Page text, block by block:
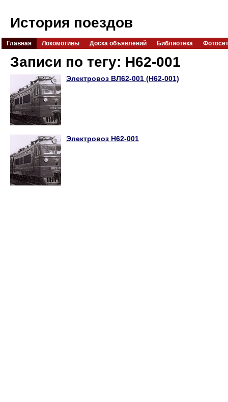
История поездов
Главная Локомотивы Доска объявлений Библиотека
Записи по тегу: Н62-001
Электровоз ВЛ62-001 (Н62-001)
Электровоз Н62-001